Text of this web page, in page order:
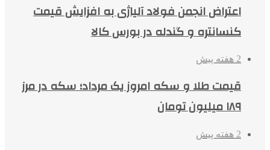
اعتراض انجمن فولاد آلیاژی به افزایش قیمت
کنسانتره و گندله در بورس کالا
2 هفته پیش
قیمت طلا و سکه امروز یک مرداد؛ سکه در مرز
۱۸۹ میلیون تومان
2 هفته پیش